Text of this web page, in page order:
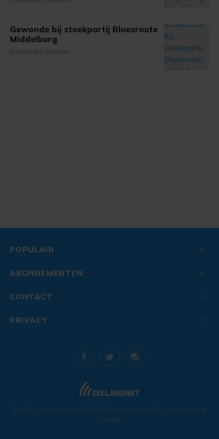
Gewonde bij steekpartij Bluesroute
Middelburg
8 maanden geleden
POPULAIR
ABONNEMENTEN
CONTACT
© 2026 . Onderdeel van DELTA Fiber Nederland B.V. Geniet van je
vrijdag!
PRIVACY